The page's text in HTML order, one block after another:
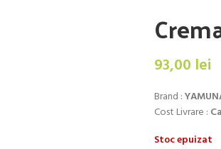
93,00 lei
Brand :
Cost Livrare :
Stoc epuizat